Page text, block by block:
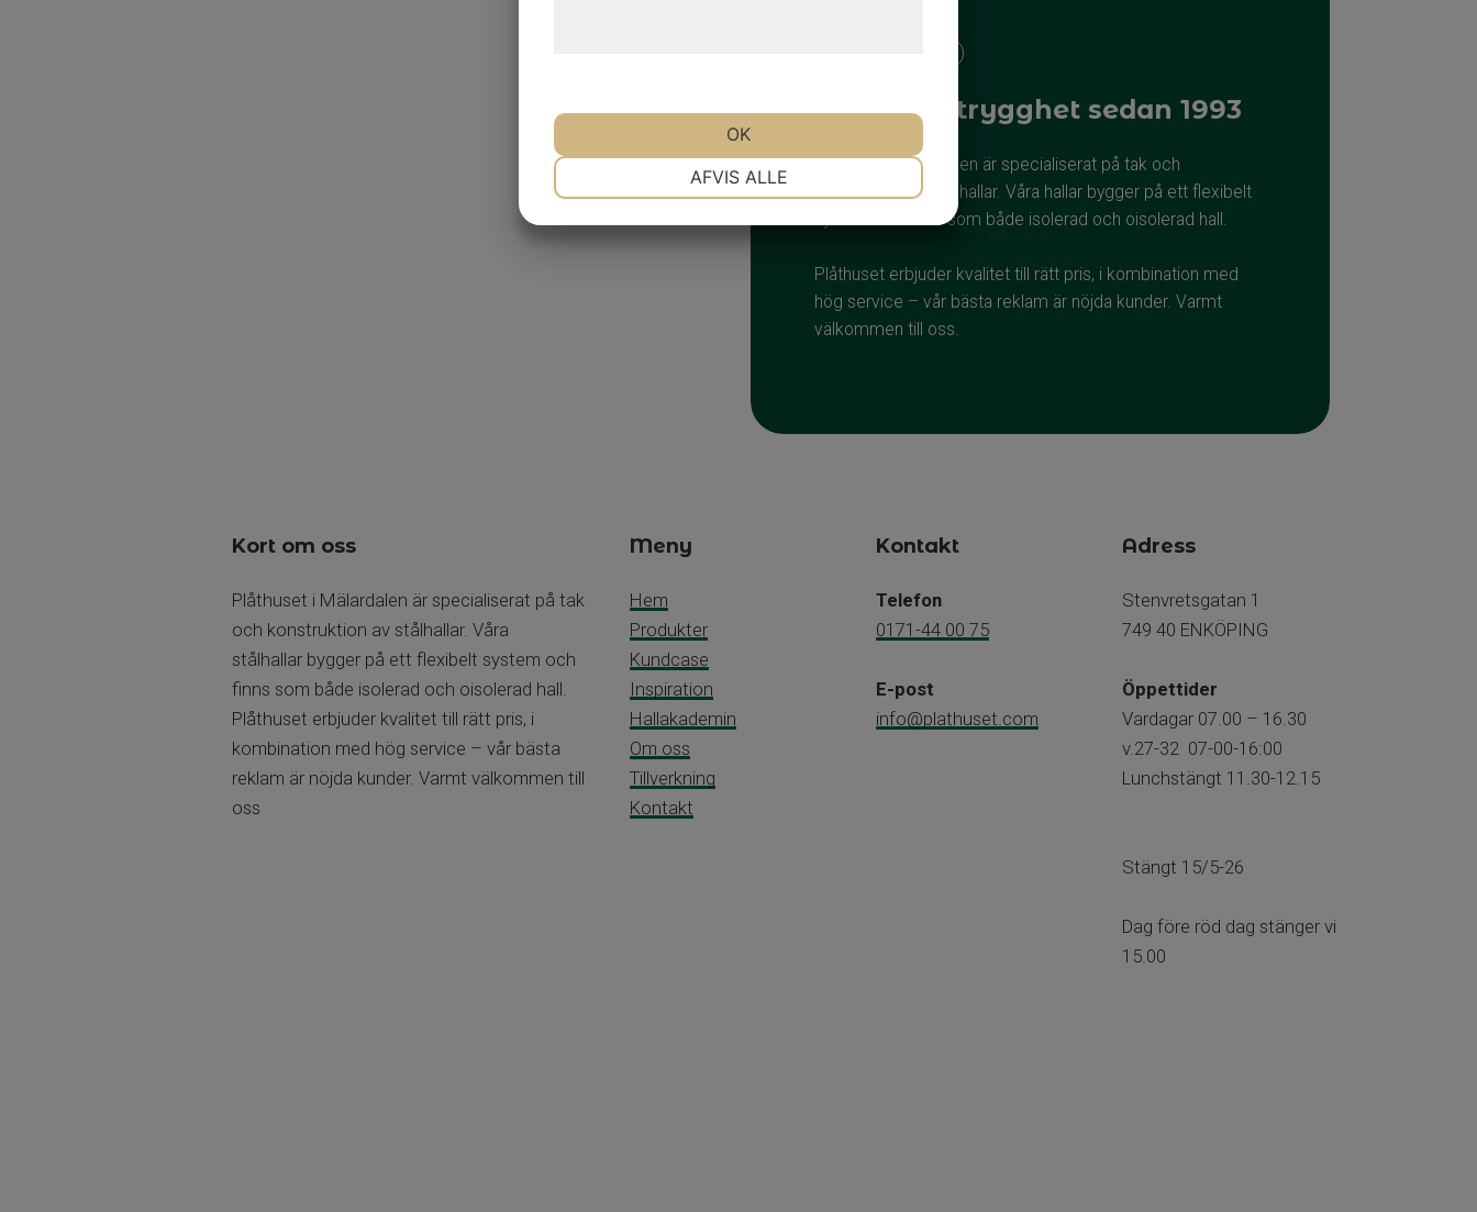
Kvalitet & trygghet sedan 1993
Plåthuset i Mälardalen är specialiserat på tak och
konstruktion av stålhallar. Våra hallar bygger på ett flexibelt
system och finns som både isolerad och oisolerad hall.
Plåthuset erbjuder kvalitet till rätt pris, i kombination med
hög service – vår bästa reklam är nöjda kunder. Varmt
välkommen till oss.
Kort om oss
Plåthuset i Mälardalen är specialiserat på tak
och konstruktion av stålhallar. Våra
stålhallar bygger på ett flexibelt system och
finns som både isolerad och oisolerad hall.
Plåthuset erbjuder kvalitet till rätt pris, i
kombination med hög service – vår bästa
reklam är nöjda kunder. Varmt välkommen till
oss
Meny
Hem
Produkter
Kundcase
Inspiration
Hallakademin
Om oss
Tillverkning
Kontakt
Kontakt
Telefon
0171-44 00 75
E-post
info@plathuset.com
Adress
Stenvretsgatan 1
749 40 ENKÖPING
Öppettider
Vardagar 07.00 – 16.30
v.27-32 07-00-16:00​​​​​​​
Lunchstängt 11.30-12.15
​​​​​​​Stängt 15/5-26
​​​​​​​​​​​​​​​​​​​​​Dag före röd dag stänger vi
15.00
AFVIS ALLE
OK